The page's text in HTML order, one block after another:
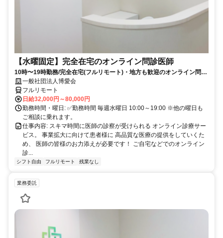
【水曜固定】完全在宅のオンライン問診医師
10時〜19時勤務/完全在宅(フルリモート)・地方も歓迎のオンライン問診
業務一般社団法人博愛会
フルリモート
日給32,000円～80,000円
勤務時間・曜日: ✅勤務時間 毎週水曜日 10:00～19:00 ※他の曜日も
ご相談に乗れます。
仕事内容: スキマ時間に医師の診察が受けられる オンライン診療サー
ビス。 事業拡大に向けて患者様に 高品質な医療の提供をしていくた
め、 医師の皆様のお力添えが必要です！ ご自宅などでのオンライン
診...
シフト自由 フルリモート 残業なし
業務委託